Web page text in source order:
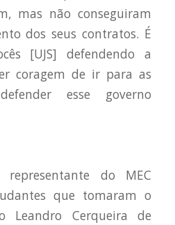
mas não conseguiram
dos seus contratos. É
[UJS] defendendo a
coragem de ir para as
esse governo
do MEC
que tomaram o
Leandro Cerqueira de